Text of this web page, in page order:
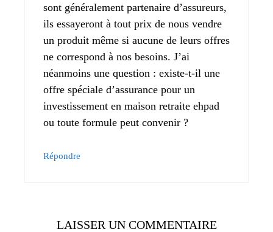
sont généralement partenaire d’assureurs,
ils essayeront à tout prix de nous vendre
un produit même si aucune de leurs offres
ne correspond à nos besoins. J’ai
néanmoins une question : existe-t-il une
offre spéciale d’assurance pour un
investissement en maison retraite ehpad
ou toute formule peut convenir ?
Répondre
LAISSER UN COMMENTAIRE